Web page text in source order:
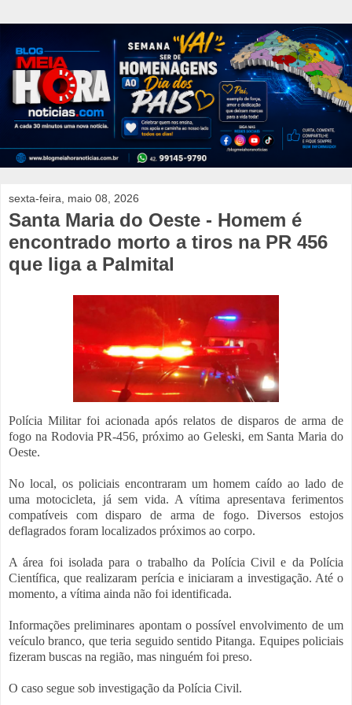
sexta-feira, maio 08, 2026
Santa Maria do Oeste - Homem é
encontrado morto a tiros na PR 456
que liga a Palmital
Polícia Militar foi acionada após relatos de disparos de arma de
fogo na Rodovia PR-456, próximo ao Geleski, em Santa Maria do
Oeste.
No local, os policiais encontraram um homem caído ao lado de
uma motocicleta, já sem vida. A vítima apresentava ferimentos
compatíveis com disparo de arma de fogo. Diversos estojos
deflagrados foram localizados próximos ao corpo.
A área foi isolada para o trabalho da Polícia Civil e da Polícia
Científica, que realizaram perícia e iniciaram a investigação. Até o
momento, a vítima ainda não foi identificada.
Informações preliminares apontam o possível envolvimento de um
veículo branco, que teria seguido sentido Pitanga. Equipes policiais
fizeram buscas na região, mas ninguém foi preso.
O caso segue sob investigação da Polícia Civil.